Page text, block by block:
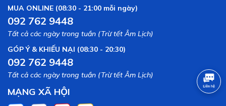
MUA ONLINE (08:30 - 21:00 mỗi ngày)
092 762 9448
Tất cả các ngày trong tuần (Trừ tết Âm Lịch)
GÓP Ý & KHIẾU NẠI (08:30 - 20:30)
092 762 9448
Tất cả các ngày trong tuần (Trừ tết Âm Lịch)
MẠNG XÃ HỘI